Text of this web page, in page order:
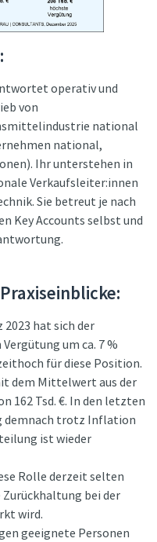
operativ und
von
national
national,
Ihr unterstehen in
Verkaufsleiter:innen
Sie betreut je nach
Key Accounts selbst und
hat sich der
um ca. 7 %
für diese Position.
dem Mittelwert aus der
162 Tsd. €. In den letzten
demnach trotz Inflation
ist wieder
Rolle derzeit selten
bei der
wird.
geeignete Personen